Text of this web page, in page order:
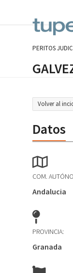
PERITOS
Volver al
Datos
COM.
Andalucia
PROVINCIA:
Granada